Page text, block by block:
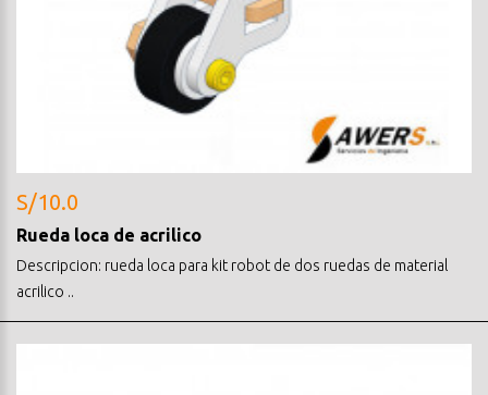
S/10.0
Rueda loca de acrilico
Descripcion: rueda loca para kit robot de dos ruedas de material
acrilico ..